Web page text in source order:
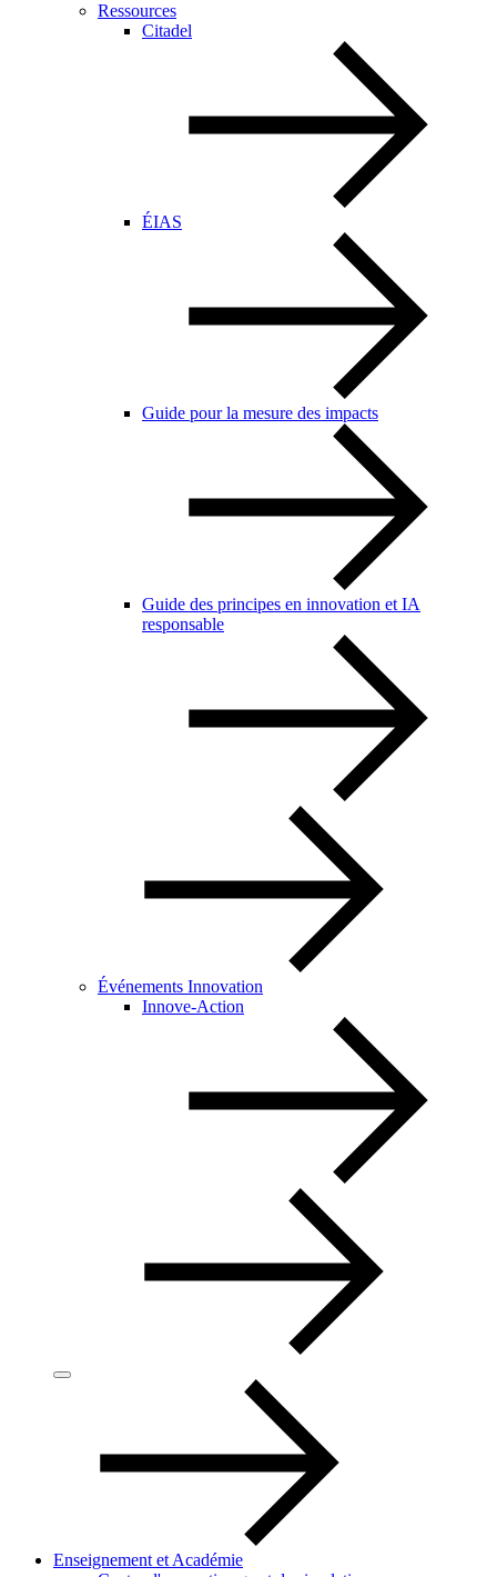
Ressources
Citadel
ÉIAS
Guide pour la mesure des impacts
Guide des principes en innovation et IA
responsable
Événements Innovation
Innove-Action
Enseignement et Académie